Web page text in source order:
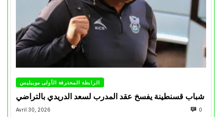
الرابطة المحترفة الأولى موبيليس
شباب قسنطينة يفسخ عقد المدرب لسعد الدريدي بالتراضي
Avril 30, 2026 0